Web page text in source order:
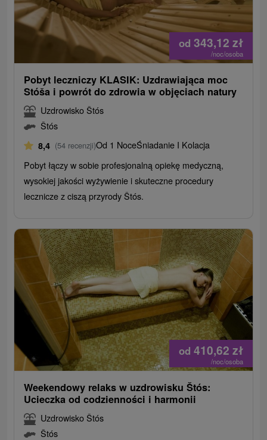
od 343,12 zł
/noc/osoba
Pobyt leczniczy KLASIK: Uzdrawiająca moc
Stóša i powrót do zdrowia w objęciach natury
Uzdrowisko Štós
Štós
8,4 (54 recenzji)Od 1 NoceŚniadanie I Kolacja
Pobyt łączy w sobie profesjonalną opiekę medyczną,
wysokiej jakości wyżywienie i skuteczne procedury
lecznicze z ciszą przyrody Štós.
od 410,62 zł
/noc/osoba
Weekendowy relaks w uzdrowisku Štós:
Ucieczka od codzienności i harmonii
Uzdrowisko Štós
Štós